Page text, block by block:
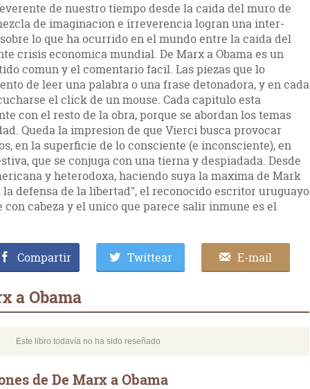
de nuestro tiempo desde la caida del muro de
de imaginacion e irreverencia logran una inter­
lo que ha ocurrido en el mundo entre la caida del
crisis economica mundial. De Marx a Obama es un
comun y el comentario facil. Las piezas que lo
de leer una palabra o una frase detonadora, y en cada
el click de un mouse. Cada capitulo esta
con el resto de la obra, porque se abordan los temas
Queda la impresion de que Vierci busca provocar
en la su­perficie de lo consciente (e inconsciente), en
que se conjuga con una tierna y despiadada. Desde
y heterodoxa, haciendo suya la maxima de Mark
defensa de la libertad", el reconocido escritor uruguayo
cabeza y el unico que parece salir inmune es el
Compartir Twittear E-mail
a Obama
Este libro todavía no ha sido reseñado
de De Marx a Obama